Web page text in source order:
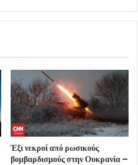
Έξι νεκροί από ρωσικούς
βομβαρδισμούς στην Ουκρανία –